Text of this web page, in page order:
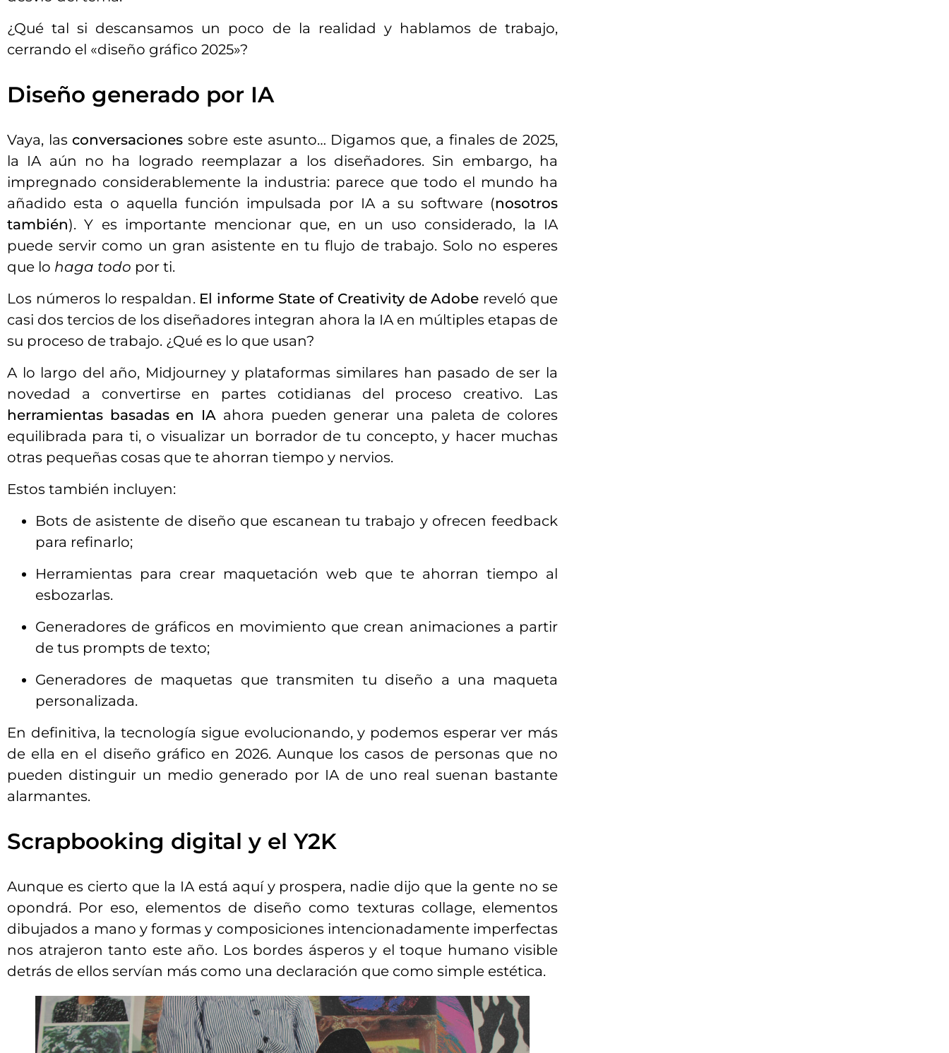
¿Qué tal si descansamos un poco de la realidad y hablamos de trabajo,
cerrando el «diseño gráfico 2025»?
Diseño generado por IA
Vaya, lasconversacionessobre este asunto… Digamos que, a finales de 2025,
la IA aún no ha logrado reemplazar a los diseñadores. Sin embargo, ha
impregnado considerablemente la industria: parece que todo el mundo ha
añadido esta o aquella función impulsada por IA a su software (nosotros
también). Y es importante mencionar que, en un uso considerado, la IA
puede servir como un gran asistente en tu flujo de trabajo. Solo no esperes
que lo haga todo por ti.
Los números lo respaldan. El informe State of Creativity de Adobe reveló que
casi dos tercios de los diseñadores integran ahora la IA en múltiples etapas de
su proceso de trabajo. ¿Qué es lo que usan?
A lo largo del año, Midjourney y plataformas similares han pasado de ser la
novedad a convertirse en partes cotidianas del proceso creativo. Las
herramientas basadas en IA ahora pueden generar una paleta de colores
equilibrada para ti, o visualizar un borrador de tu concepto, y hacer muchas
otras pequeñas cosas que te ahorran tiempo y nervios.
Estos también incluyen:
Bots de asistente de diseño que escanean tu trabajo y ofrecen feedback
para refinarlo;
Herramientas para crear maquetación web que te ahorran tiempo al
esbozarlas.
Generadores de gráficos en movimiento que crean animaciones a partir
de tus prompts de texto;
Generadores de maquetas que transmiten tu diseño a una maqueta
personalizada.
En definitiva, la tecnología sigue evolucionando, y podemos esperar ver más
de ella en el diseño gráfico en 2026. Aunque los casos de personas que no
pueden distinguir un medio generado por IA de uno real suenan bastante
alarmantes.
Scrapbooking digital y el Y2K
Aunque es cierto que la IA está aquí y prospera, nadie dijo que la gente no se
opondrá. Por eso, elementos de diseño como texturas collage, elementos
dibujados a mano y formas y composiciones intencionadamente imperfectas
nos atrajeron tanto este año. Los bordes ásperos y el toque humano visible
detrás de ellos servían más como una declaración que como simple estética.